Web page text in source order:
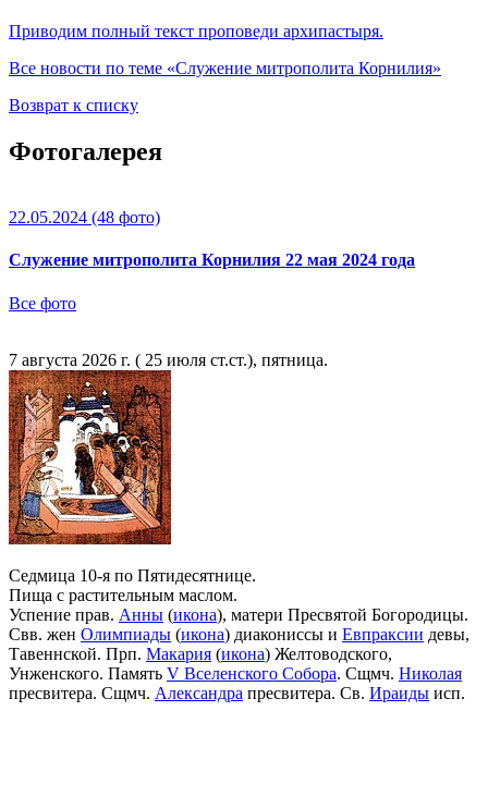
Приводим полный текст проповеди архипастыря.
Все новости по теме «Служение митрополита Корнилия»
Возврат к списку
Фотогалерея
22.05.2024 (48 фото)
Служение митрополита Корнилия 22 мая 2024 года
Все фото
7 августа 2026 г. ( 25 июля ст.ст.), пятница.
Седмица 10-я по Пятидесятнице.
Пища с растительным маслом.
Успение прав. Анны (икона), матери Пресвятой Богородицы.
Свв. жен Олимпиады (икона) диакониссы и Евпраксии девы,
Тавеннской. Прп. Макария (икона) Желтоводского,
Унженского. Память V Вселенского Собора. Сщмч. Николая
пресвитера. Сщмч. Александра пресвитера. Св. Ираиды исп.